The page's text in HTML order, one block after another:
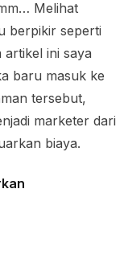
Melihat
berpikir seperti
ini saya
baru masuk ke
tersebut,
marketer dari
biaya.